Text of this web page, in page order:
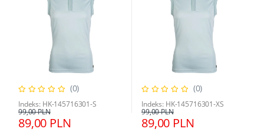
(0)
Indeks: HK-145716301-S
89,00 PLN
99,00 PLN
(0)
Indeks: HK-145716301-XS
89,00 PLN
99,00 PLN